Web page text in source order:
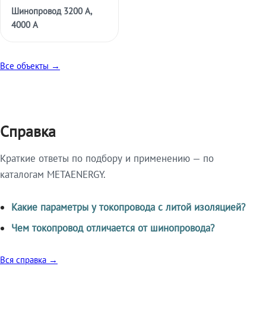
Шинопровод 3200 А,
4000 А
Все объекты →
Справка
Краткие ответы по подбору и применению — по
каталогам METAENERGY.
Какие параметры у токопровода с литой изоляцией?
Чем токопровод отличается от шинопровода?
Вся справка →